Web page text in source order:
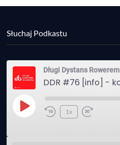
Słuchaj Podkastu
Długi Dystans Rowerem
Play
1x